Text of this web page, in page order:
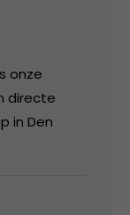
onze
directe
in Den